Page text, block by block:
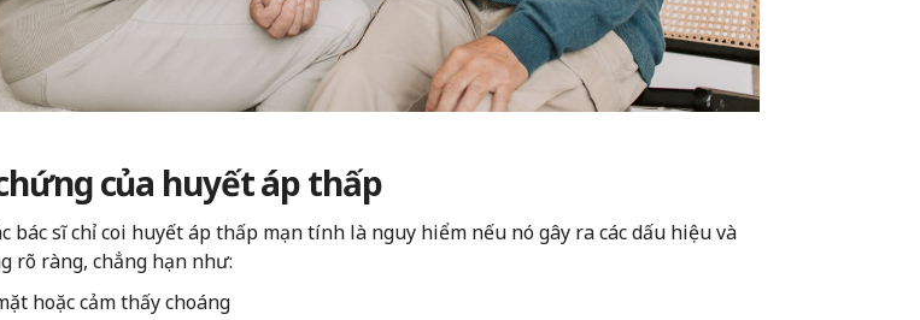
của huyết áp thấp
bác sĩ chỉ coi huyết áp thấp mạn tính là nguy hiểm nếu nó gây ra các dấu hiệu và
rõ ràng, chẳng hạn như:
hoặc cảm thấy choáng